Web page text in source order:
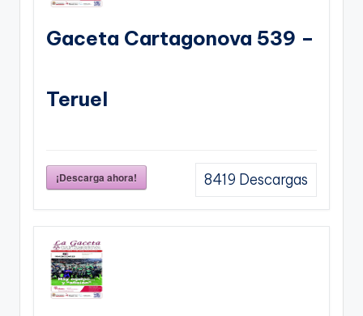
Gaceta Cartagonova 539 –
Teruel
¡Descarga ahora! 8419 Descargas